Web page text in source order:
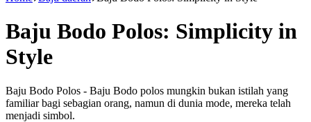
Baju Bodo Polos: Simplicity in
Style
Baju Bodo Polos - Baju Bodo polos mungkin bukan istilah yang
familiar bagi sebagian orang, namun di dunia mode, mereka telah
menjadi simbol.